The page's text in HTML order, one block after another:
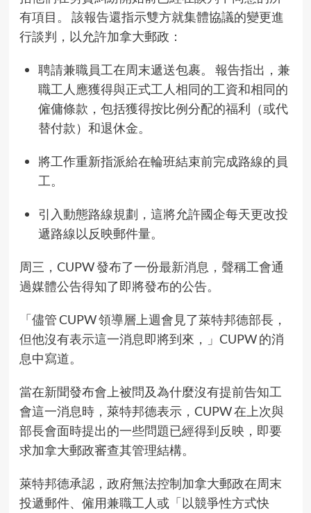
有項目。 該報告還指示雙方就集體協議的變更進
行談判，以允許加拿大郵政：
聘請兼職員工在周末遞送包裹。 報告指出，兼
職工人應獲得與正式工人相同的工資和相同的
僱傭條款，包括獲得按比例分配的福利（或代
替付款）和退休金。
將工作重新指派給在輪班結束前完成路線的員
工。
引入動態路線規劃，這將允許國企每天更改投
遞路線以反映郵件量。
周三，CUPW 發布了一份最新消息 ，聲稱工會通
過媒體公告得知了即將發布的公告。
「儘管 CUPW 領導層上週會見了萊特邦德部長，
但他沒有表示這一消息即將到來，」CUPW 的消
息中寫道。
當在新聞發布會上被問及為什麼沒有提前告知工
會這一消息時，萊特邦德表示，CUPW 在上次與
部長會面時提出的一些問題已經得到反映，即要
求加拿大郵政審查其管理結構。
萊特邦德承認，政府無法控制加拿大郵政在周末
投遞郵件、僱用兼職工人或「以競爭性方式快